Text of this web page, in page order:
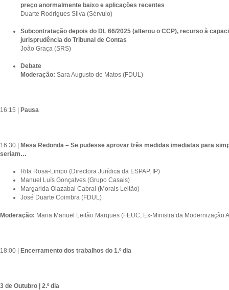
preço anormalmente baixo e aplicações recentes
Duarte Rodrigues Silva (Sérvulo)
Subcontratação depois do DL 66/2025 (alterou o CCP), recurso à
jurisprudência do Tribunal de Contas
João Graça (SRS)
Debate
Moderação: Sara Augusto de Matos (FDUL)
16:15 | Pausa
16:30 | Mesa Redonda – Se pudesse aprovar três medidas imediatas para
seriam…
Rita Rosa-Limpo (Directora Jurídica da ESPAP, IP)
Manuel Luís Gonçalves (Grupo Casais)
Margarida Olazabal Cabral (Morais Leitão)
José Duarte Coimbra (FDUL)
Moderação: Maria Manuel Leitão Marques (FEUC; Ex-Ministra da Modernização
18:00 | Encerramento dos trabalhos do 1.º dia
3 de Outubro | 2.º dia